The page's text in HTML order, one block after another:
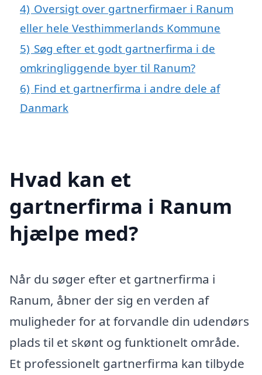
4) Oversigt over gartnerfirmaer i Ranum
eller hele Vesthimmerlands Kommune
5) Søg efter et godt gartnerfirma i de
omkringliggende byer til Ranum?
6) Find et gartnerfirma i andre dele af
Danmark
Hvad kan et
gartnerfirma i Ranum
hjælpe med?
Når du søger efter et gartnerfirma i
Ranum, åbner der sig en verden af
muligheder for at forvandle din udendørs
plads til et skønt og funktionelt område.
Et professionelt gartnerfirma kan tilbyde